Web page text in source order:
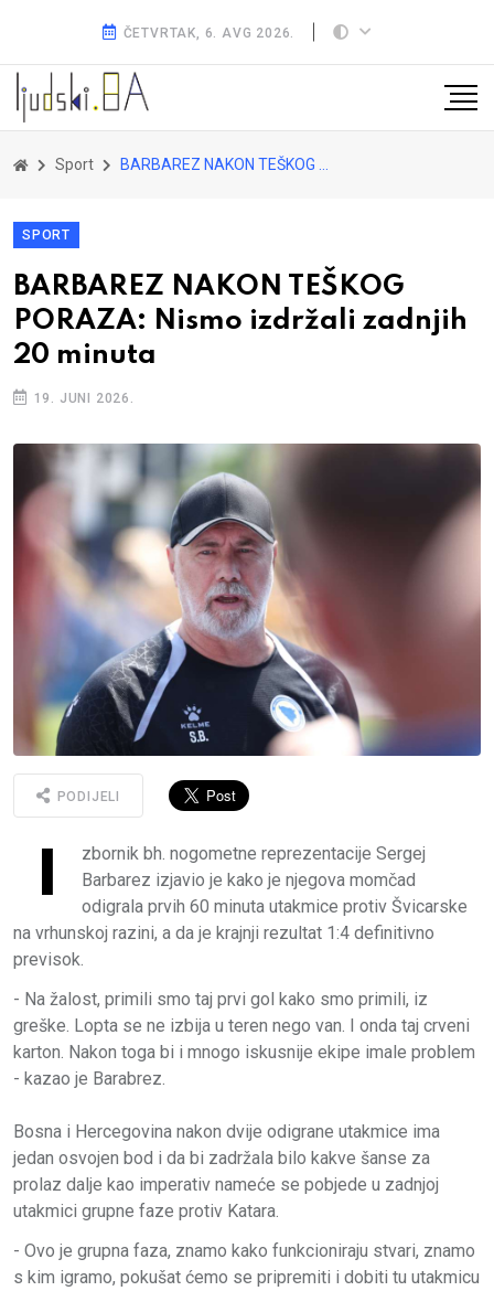
ČETVRTAK, 6. AVG 2026.
Sport BARBAREZ NAKON TEŠKOG PORAZA: Nismo izdržali zadnjih 20 minuta
SPORT
BARBAREZ NAKON TEŠKOG
PORAZA: Nismo izdržali zadnjih
20 minuta
19. JUNI 2026.
PODIJELI
I
zbornik bh. nogometne reprezentacije Sergej
Barbarez izjavio je kako je njegova momčad
odigrala prvih 60 minuta utakmice protiv Švicarske
na vrhunskoj razini, a da je krajnji rezultat 1:4 definitivno
previsok.
- Na žalost, primili smo taj prvi gol kako smo primili, iz
greške. Lopta se ne izbija u teren nego van. I onda taj crveni
karton. Nakon toga bi i mnogo iskusnije ekipe imale problem
- kazao je Barabrez.
Bosna i Hercegovina nakon dvije odigrane utakmice ima
jedan osvojen bod i da bi zadržala bilo kakve šanse za
prolaz dalje kao imperativ nameće se pobjede u zadnjoj
utakmici grupne faze protiv Katara.
- Ovo je grupna faza, znamo kako funkcioniraju stvari, znamo
s kim igramo, pokušat ćemo se pripremiti i dobiti tu utakmicu